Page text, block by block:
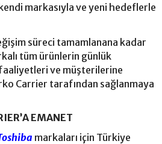
markasıyla ve yeni hedeflerle
süreci tamamlanana kadar
tüm ürünlerin günlük
ve müşterilerine
Carrier tarafından sağlanmaya
EMANET
markaları için Türkiye